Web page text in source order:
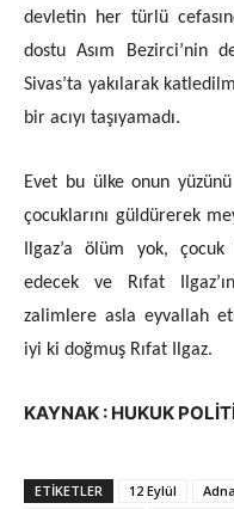
devletin her türlü
dostu Asım Bezirci’nin
Sivas’ta yakılarak
bir acıyı taşıyamadı.
Evet bu ülke onun
çocuklarını güldürerek
Ilgaz’a ölüm yok, çocuk
edecek ve Rıfat
zalimlere asla eyvallah
iyi ki doğmuş Rıfat Ilgaz.
KAYNAK : HUKUK
ETIKETLER 12 Eylül